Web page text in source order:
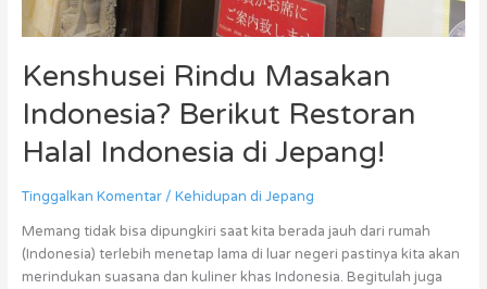
Kenshusei Rindu Masakan
Indonesia? Berikut Restoran
Halal Indonesia di Jepang!
Tinggalkan Komentar / Kehidupan di Jepang
Memang tidak bisa dipungkiri saat kita berada jauh dari rumah
(Indonesia) terlebih menetap lama di luar negeri pastinya kita akan
merindukan suasana dan kuliner khas Indonesia. Begitulah juga